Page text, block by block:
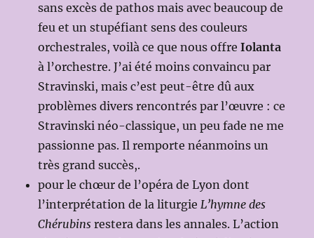
sans excès de pathos mais avec beaucoup de
feu et un stupéfiant sens des couleurs
orchestrales, voilà ce que nous offreIolanta
à l’orchestre. J’ai été moins convaincu par
Stravinski, mais c’est peut-être dû aux
problèmes divers rencontrés par l’œuvre : ce
Stravinski néo-classique, un peu fade ne me
passionne pas. Il remporte néanmoins un
très grand succès,.
pour le chœur de l’opéra de Lyon dont
l’interprétation de la liturgieL’hymne des
Chérubins restera dans les annales. L’action